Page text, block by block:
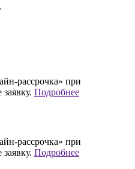
рассрочка» при
Подробнее
рассрочка» при
Подробнее